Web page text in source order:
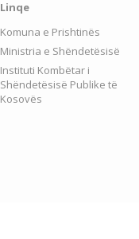
Linqe
Komuna e Prishtinës
Ministria e Shëndetësisë
Instituti Kombëtar i
Shëndetësisë Publike të
Kosovës